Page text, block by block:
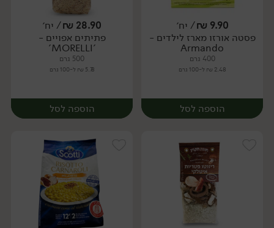
יח׳ יח׳
9.90
₪/ יח׳
פסטה אורזו מארז לילדים -
Armando
400 גרם
2.48 ₪ ל-100 גרם
הוספה לסל
28.90
₪/ יח׳
פתיתים אפויים -
'MORELLI'
500 גרם
5.78 ₪ ל-100 גרם
הוספה לסל